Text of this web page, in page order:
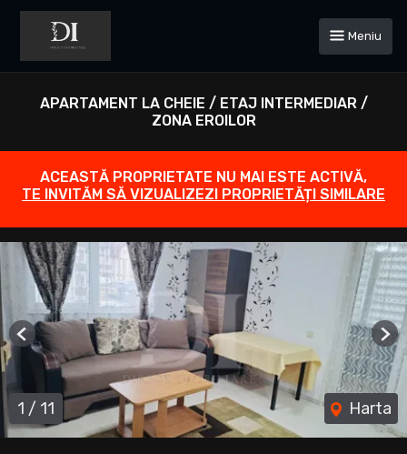
Meniu
APARTAMENT LA CHEIE / ETAJ INTERMEDIAR /
ZONA EROILOR
ACEASTĂ PROPRIETATE NU MAI ESTE ACTIVĂ,
TE INVITĂM SĂ VIZUALIZEZI PROPRIETĂȚI SIMILARE
1 / 11 Harta
Previous